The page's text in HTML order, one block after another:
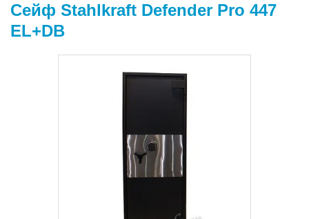
Сейф Stahlkraft Defender Pro 447
EL+DB